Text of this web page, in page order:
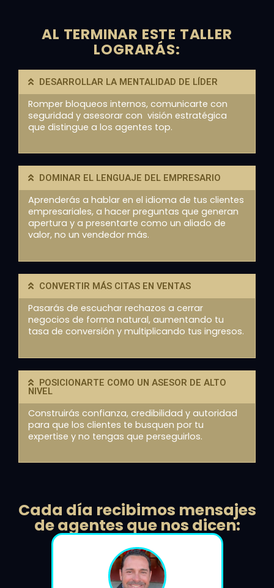
AL TERMINAR ESTE TALLER
LOGRARÁS:
DESARROLLAR LA MENTALIDAD DE LÍDER
Romper bloqueos internos, comunicarte con
seguridad y asesorar con visión estratégica
que distingue a los agentes top.
DOMINAR EL LENGUAJE DEL EMPRESARIO
Aprenderás a hablar en el idioma de tus clientes
empresariales, a hacer preguntas que generan
apertura y a presentarte como un aliado de
valor, no un vendedor más.
CONVERTIR MÁS CITAS EN VENTAS
Pasarás de escuchar rechazos a cerrar
negocios de forma natural, aumentando tu
tasa de conversión y multiplicando tus ingresos.
POSICIONARTE COMO UN ASESOR DE ALTO
NIVEL
Construirás confianza, credibilidad y autoridad
para que los clientes te busquen por tu
expertise y no tengas que perseguirlos.
Cada día recibimos mensajes
de agentes que nos dicen: